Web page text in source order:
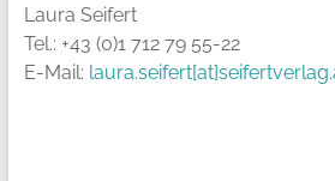
Laura Seifert
Tel.: +43 (0)1 712 79 55-22
E-Mail: